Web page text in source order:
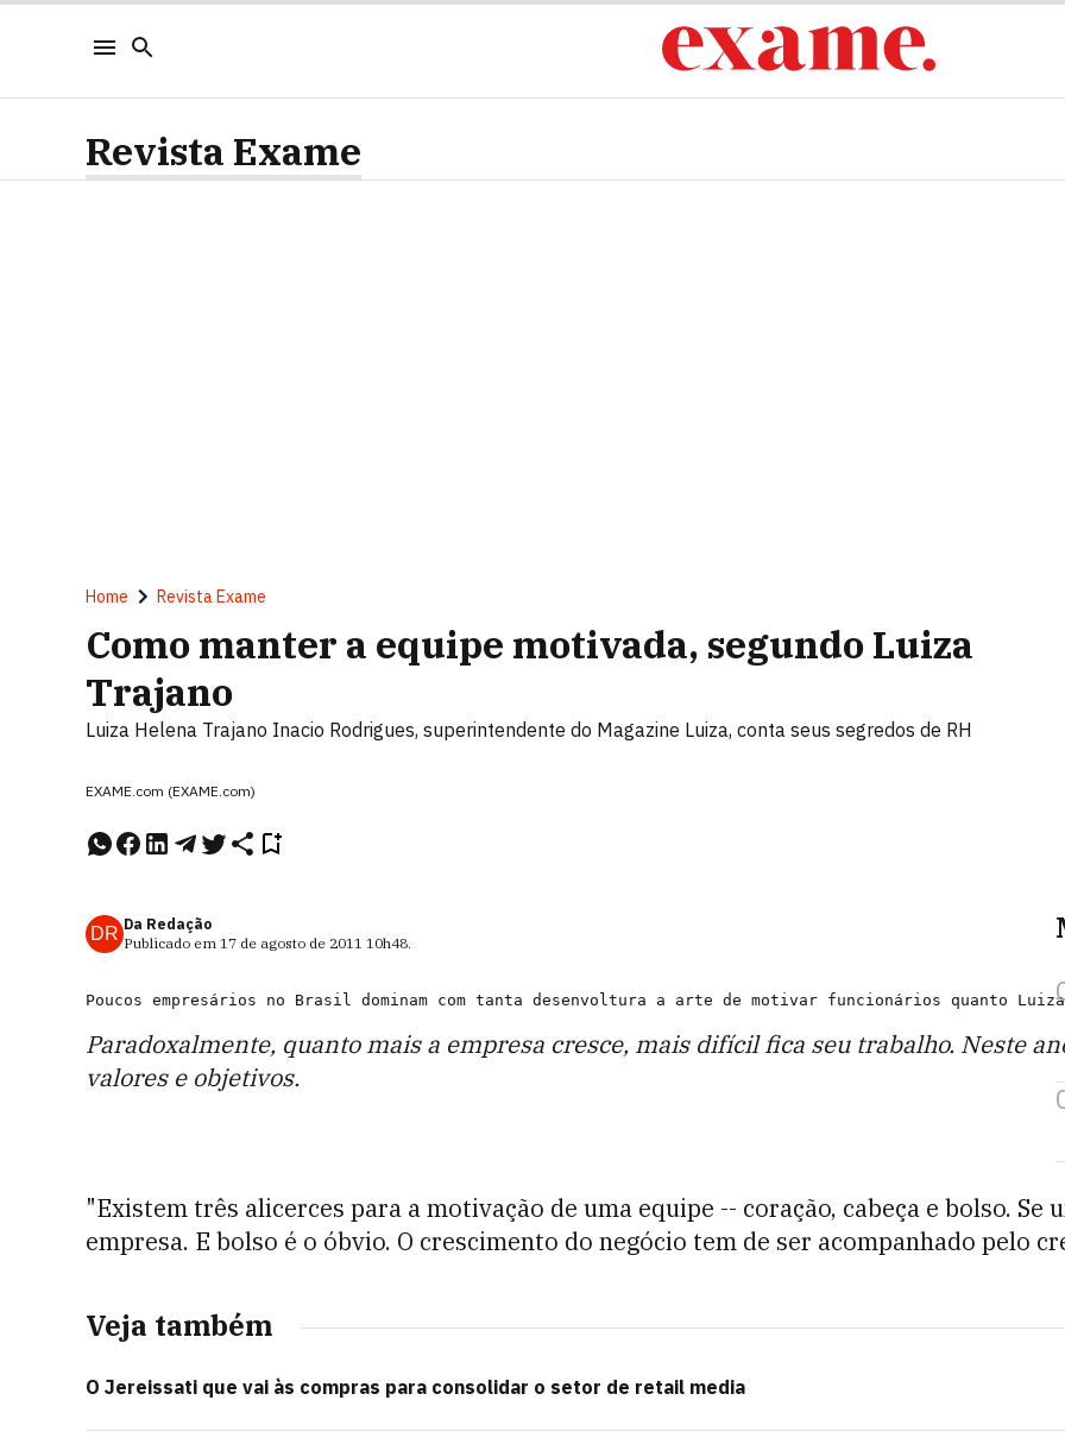
Revista Exame
Home Revista Exame
Como manter a equipe motivada, segundo Luiza
Trajano
Luiza Helena Trajano Inacio Rodrigues, superintendente do Magazine Luiza, conta seus segredos de RH
EXAME.com (EXAME.com)
DR Da Redação
Publicado em 17 de agosto de 2011 10h48.
Paradoxalmente, quanto mais a empresa cresce, mais difícil fica seu trabalho. Neste
valores e objetivos.
"Existem três alicerces para a motivação de uma equipe -- coração, cabeça e bolso.
empresa. E bolso é o óbvio. O crescimento do negócio tem de ser acompanhado pelo
Veja também
O Jereissati que vai às compras para consolidar o setor de retail media